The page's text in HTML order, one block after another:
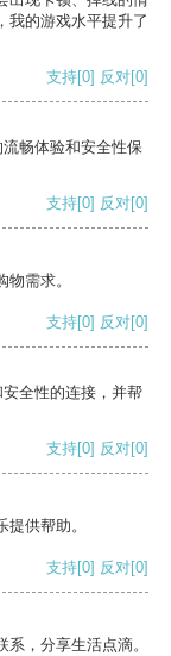
我的游戏水平提升了
支持[0] 反对[0]
畅体验和安全性保
支持[0] 反对[0]
需求。
支持[0] 反对[0]
全性的连接，并帮
支持[0] 反对[0]
供帮助。
支持[0] 反对[0]
，分享生活点滴。